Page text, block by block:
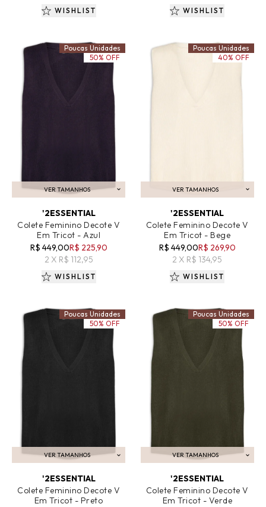
WISHLIST WISHLIST
VER TAMANHOS
ADICIONAR AO CARRINHO
'2ESSENTIAL
Colete Feminino Decote V
Em Tricot - Azul
R$ 449,00R$ 225,90
2 X R$ 112,95
Poucas Unidades
50% OFF
WISHLIST
VER TAMANHOS
ADICIONAR AO CARRINHO
'2ESSENTIAL
Colete Feminino Decote V
Em Tricot - Bege
R$ 449,00R$ 269,90
2 X R$ 134,95
Poucas Unidades
40% OFF
WISHLIST
VER TAMANHOS
ADICIONAR AO CARRINHO
'2ESSENTIAL
Colete Feminino Decote V
Em Tricot - Preto
Poucas Unidades
50% OFF
VER TAMANHOS
ADICIONAR AO CARRINHO
'2ESSENTIAL
Colete Feminino Decote V
Em Tricot - Verde
Poucas Unidades
50% OFF